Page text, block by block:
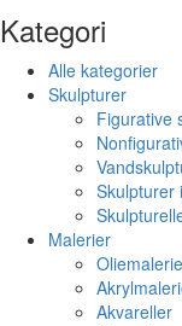
Kategori
Alle kategorier
Skulpturer
Figurative
Skulpturer
Malerier
Akvareller